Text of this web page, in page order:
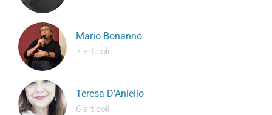
Mario Bonanno
7 articoli
Teresa D’Aniello
6 articoli